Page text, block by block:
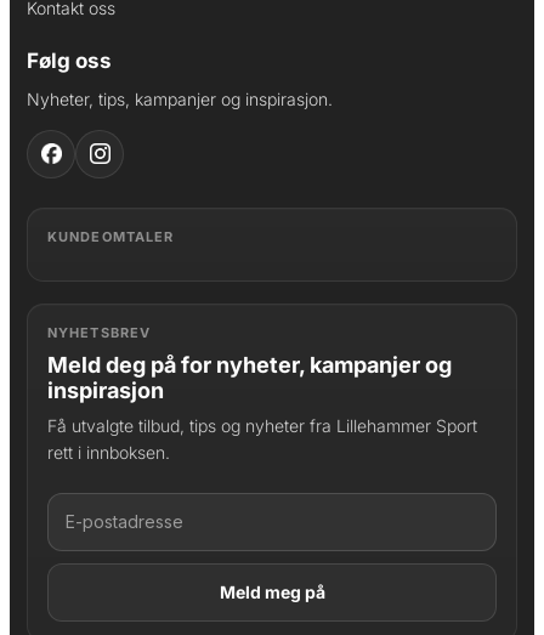
Kontakt oss
Følg oss
Nyheter, tips, kampanjer og inspirasjon.
KUNDEOMTALER
NYHETSBREV
Meld deg på for nyheter, kampanjer og
inspirasjon
Få utvalgte tilbud, tips og nyheter fra Lillehammer Sport
rett i innboksen.
LAGT I HANDLEKURV
Produktet er lagt til